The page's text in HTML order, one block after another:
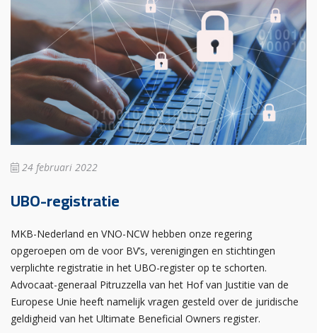
24 februari 2022
UBO-registratie
MKB-Nederland en VNO-NCW hebben onze regering
opgeroepen om de voor BV’s, verenigingen en stichtingen
verplichte registratie in het UBO-register op te schorten.
Advocaat-generaal Pitruzzella van het Hof van Justitie van de
Europese Unie heeft namelijk vragen gesteld over de juridische
geldigheid van het Ultimate Beneficial Owners register.